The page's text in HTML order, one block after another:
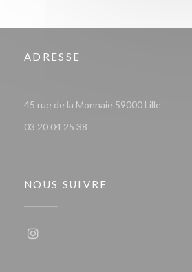
ADRESSE
45 rue de la Monnaie 59000 Lille
03 20 04 25 38
NOUS SUIVRE